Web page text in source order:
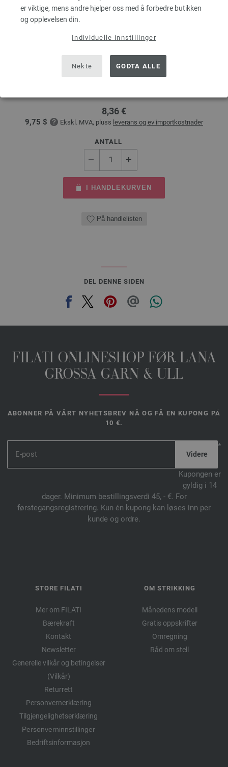
er viktige, mens andre hjelper oss med å forbedre butikken
og opplevelsen din.
Individuelle innstillinger
Nekte GODTA ALLE
8,36 €
9,75 $ Ekskl. MVA, pluss leverans og ev importkostnader
ANTALL
I HANDLEKURVEN
På handlelisten
DEL DENNE SIDEN
FILATI ONLINESHOP FØR LANA
GROSSA GARN & ULL
ABONNER PÅ VÅRT NYHETSBREV NÅ OG FÅ EN KUPONG PÅ
10 €.
*
Kupongen er
gyldig i 14
dager. Minimum bestillingsverdi 45, - €. For
førstegangsregistrering. Kun én kupong kan løses inn per
kunde og ordre.
STORE FILATI
Mer om FILATI
Bærekraft
Kontakt
Newsletter
Generelle vilkår og betingelser
(Vilkår)
Returrett
Personvernerklæring
Tilgjengelighetserklæring
Personverninnstillinger
Bedriftsinformasjon
OM STRIKKING
Månedens modell
Gratis oppskrifter
Omregning
Råd om stell